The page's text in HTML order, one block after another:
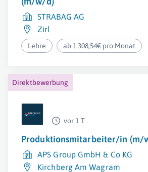
STRABAG AG
Zirl
Lehre ab 1.308,54€ pro Monat
Direktbewerbung
vor 1 T
Produktionsmitarbeiter/in (m/
APS Group GmbH & Co KG
Kirchberg Am Wagram